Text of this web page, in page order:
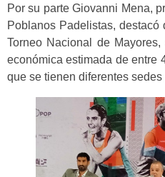
Por su parte Giovanni Mena,
Poblanos Padelistas,
Torneo Nacional de
económica estimada de entre
que se tienen diferentes